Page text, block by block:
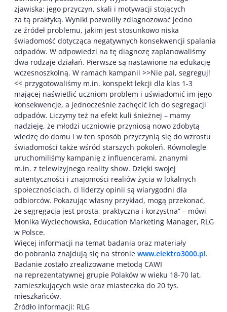
zjawiska: jego przyczyn, skali i motywacji stojących
za tą praktyką. Wyniki pozwoliły zdiagnozować jedno
ze źródeł problemu, jakim jest stosunkowo niska
świadomość dotycząca negatywnych konsekwencji spalania
odpadów. W odpowiedzi na tę diagnozę zaplanowaliśmy
dwa rodzaje działań. Pierwsze są nastawione na edukację
wczesnoszkolną. W ramach kampanii >>Nie pal, segreguj!
<< przygotowaliśmy m.in. konspekt lekcji dla klas 1-3
mającej naświetlić uczniom problem i uświadomić im jego
konsekwencje, a jednocześnie zachęcić ich do segregacji
odpadów. Liczymy też na efekt kuli śnieżnej – mamy
nadzieję, że młodzi uczniowie przyniosą nowo zdobytą
wiedzę do domu i w ten sposób przyczynią się do wzrostu
świadomości także wśród starszych pokoleń. Równolegle
uruchomiliśmy kampanię z influencerami, znanymi
m.in. z telewizyjnego reality show. Dzięki swojej
autentyczności i znajomości realiów życia w lokalnych
społecznościach, ci liderzy opinii są wiarygodni dla
odbiorców. Pokazując własny przykład, mogą przekonać,
że segregacja jest prosta, praktyczna i korzystna” – mówi
Monika Wyciechowska, Education Marketing Manager, RLG
w Polsce.
Więcej informacji na temat badania oraz materiały
do pobrania znajdują się na stronie www.elektro3000.pl.
Badanie zostało zrealizowane metodą CAWI
na reprezentatywnej grupie Polaków w wieku 18-70 lat,
zamieszkujących wsie oraz miasteczka do 20 tys.
mieszkańców.
Źródło informacji: RLG